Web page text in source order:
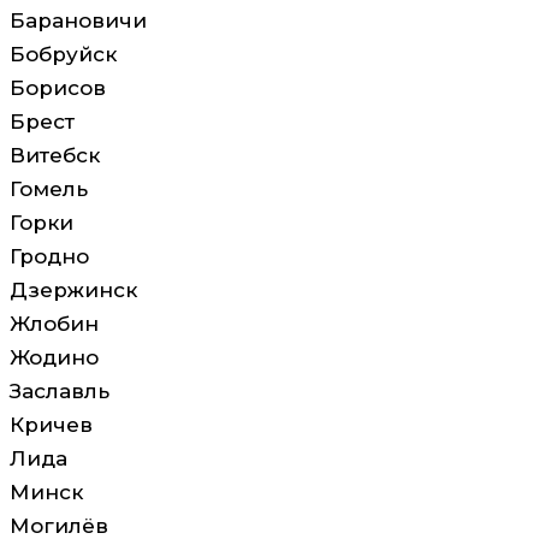
Барановичи
Бобруйск
Борисов
Брест
Витебск
Гомель
Горки
Гродно
Дзержинск
Жлобин
Жодино
Заславль
Кричев
Лида
Минск
Могилёв